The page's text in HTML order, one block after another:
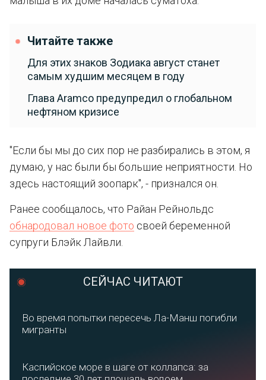
Читайте также
Для этих знаков Зодиака август станет
самым худшим месяцем в году
Глава Aramco предупредил о глобальном
нефтяном кризисе
"Если бы мы до сих пор не разбирались в этом, я
думаю, у нас были бы большие неприятности. Но
здесь настоящий зоопарк", - признался он.
Ранее сообщалось, что Райан Рейнольдс
обнародовал новое фото своей беременной
супруги Блэйк Лайвли.
СЕЙЧАС ЧИТАЮТ
Во время попытки пересечь Ла-Манш погибли
мигранты
Каспийское море в шаге от коллапса: за